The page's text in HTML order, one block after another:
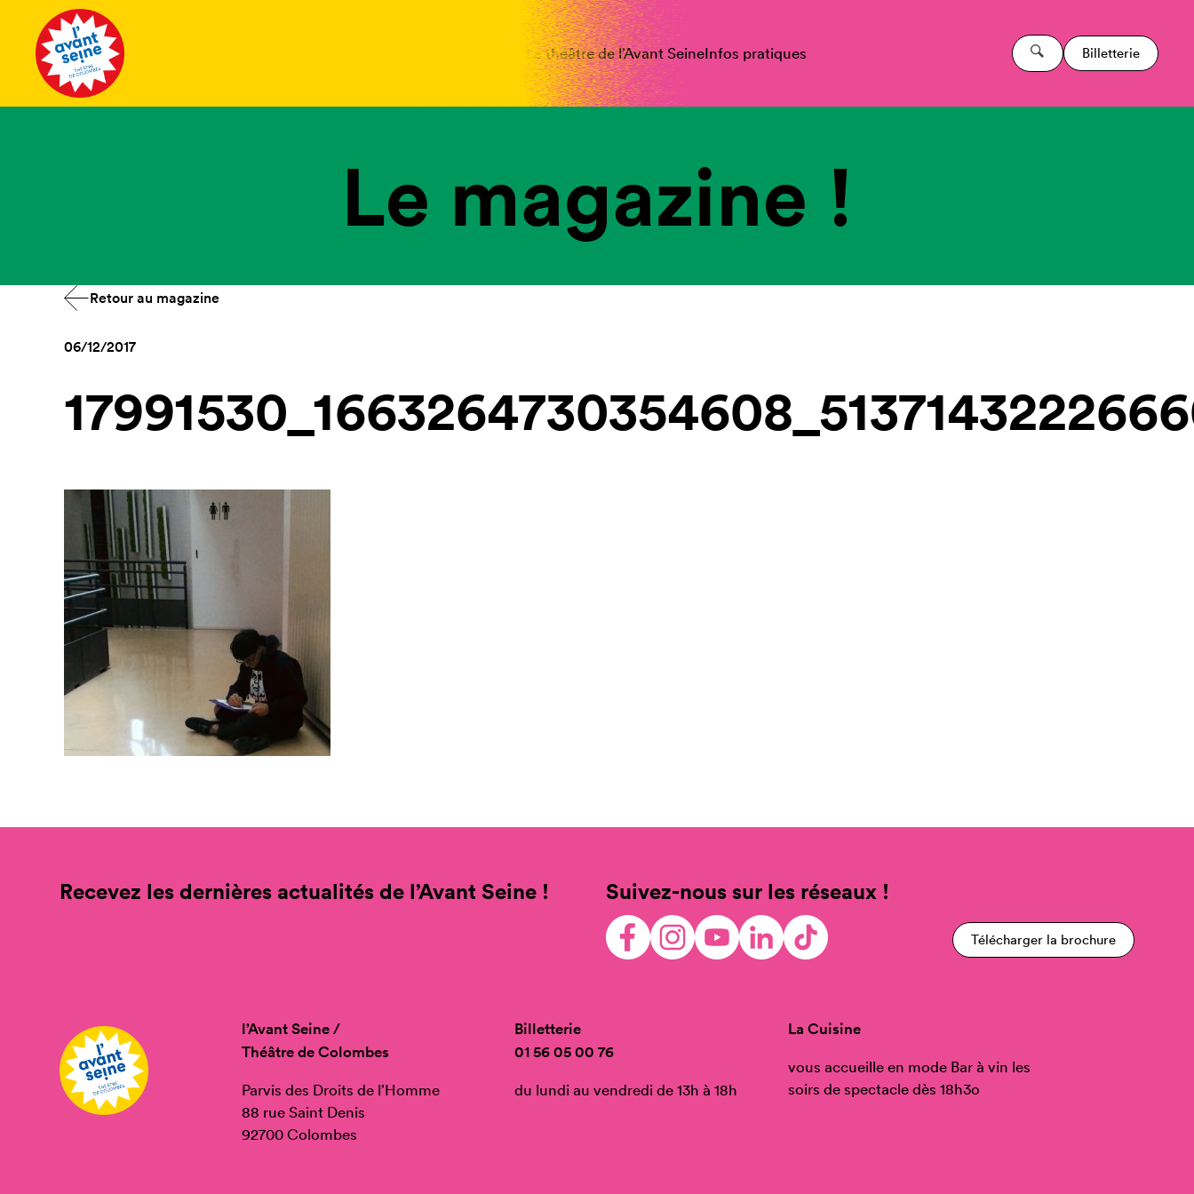
Le théâtre de l’Avant SeineInfos pratiques Billetterie
Le magazine !
Retour au magazine
06/12/2017
Recevez les dernières actualités de l’Avant Seine ! Suivez-nous sur les réseaux !
Télécharger la brochure
l’Avant Seine /
Théâtre de Colombes
Parvis des Droits de l’Homme
88 rue Saint Denis
92700 Colombes
Billetterie
01 56 05 00 76
du lundi au vendredi de 13h à 18h
La Cuisine
vous accueille en mode Bar à vin les
soirs de spectacle dès 18h3o